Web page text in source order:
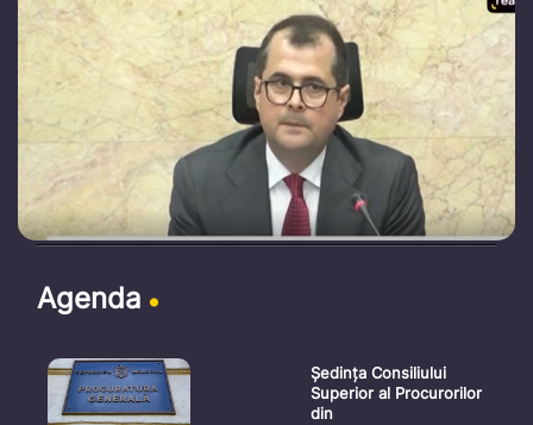
Agenda
Ședința Consiliului
Superior al Procurorilor
din